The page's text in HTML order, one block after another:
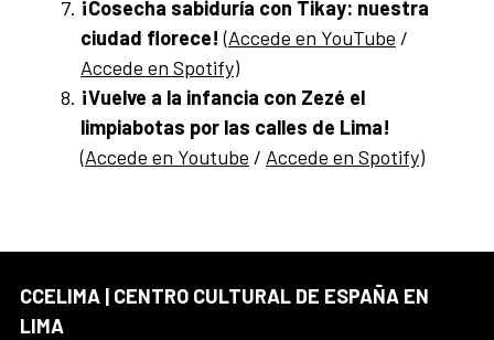
¡Cosecha sabiduría con Tikay: nuestra
ciudad florece! (Accede en YouTube /
Accede en Spotify)
¡Vuelve a la infancia con Zezé el
limpiabotas por las calles de Lima!
(Accede en Youtube / Accede en Spotify)
CCELIMA | CENTRO CULTURAL DE ESPAÑA EN
LIMA